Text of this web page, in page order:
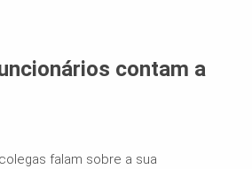
contam a
falam sobre a sua